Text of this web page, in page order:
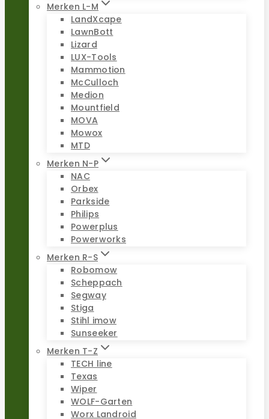
Merken L-M
LandXcape
LawnBott
Lizard
LUX-Tools
Mammotion
McCulloch
Medion
Mountfield
MOVA
Mowox
MTD
Merken N-P
NAC
Orbex
Parkside
Philips
Powerplus
Powerworks
Merken R-S
Robomow
Scheppach
Segway
Stiga
Stihl imow
Sunseeker
Merken T-Z
TECH line
Texas
Wiper
WOLF-Garten
Worx Landroid